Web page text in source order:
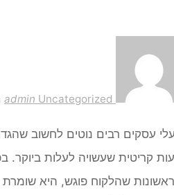
admin Uncategorized
עסקים רבים נוטים לחשוב
קריטית שעשויה לעלות
שהלקוח פוגש, היא